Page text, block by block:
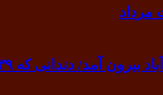
سال پیش به گردن انسان نخستین آویخته شد